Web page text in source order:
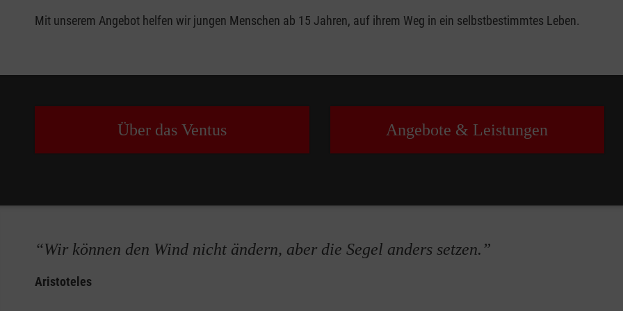
Mit unserem Angebot helfen wir jungen Menschen ab 15 Jahren, auf ihrem Weg in ein selbstbestimmtes Leben.
Über das Ventus Angebote & Leistungen
“Wir können den Wind nicht ändern, aber die Segel anders setzen.”
Aristoteles